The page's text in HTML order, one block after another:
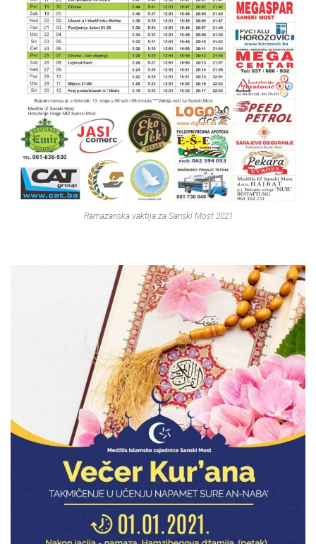
Ramazanska vaktija za Sanski Most 2021